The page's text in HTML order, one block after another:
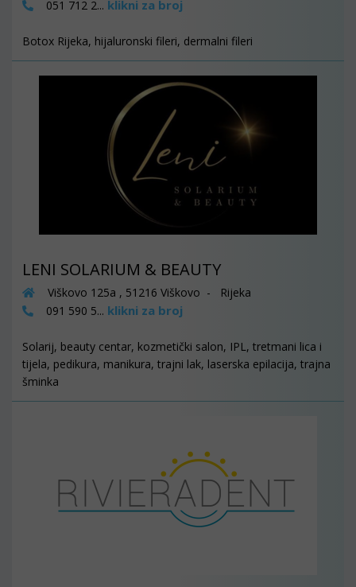
051 712 2... klikni za broj
Botox Rijeka, hijaluronski fileri, dermalni fileri
LENI SOLARIUM & BEAUTY
Viškovo 125a , 51216 Viškovo - Rijeka
091 590 5... klikni za broj
Solarij, beauty centar, kozmetički salon, IPL, tretmani lica i
tijela, pedikura, manikura, trajni lak, laserska epilacija, trajna
šminka